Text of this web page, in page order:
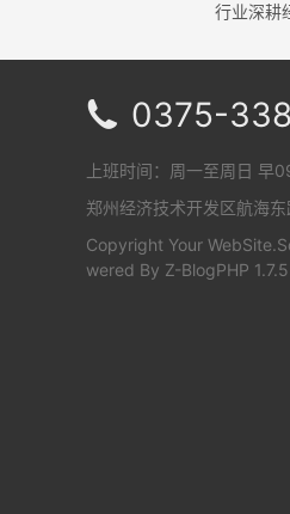
行业深耕
 0375-
上班时间：周一至周日 早
郑州经济技术开发区航海
Copyright Your
wered By Z-BlogPHP 1.7.5